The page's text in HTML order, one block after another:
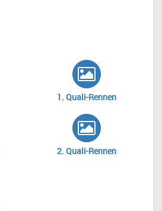
1. Quali-Rennen
2. Quali-Rennen